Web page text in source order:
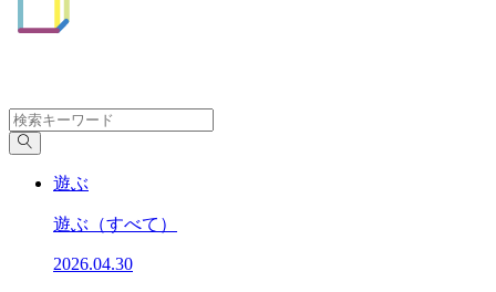
遊ぶ
遊ぶ （すべて）
2026.04.30